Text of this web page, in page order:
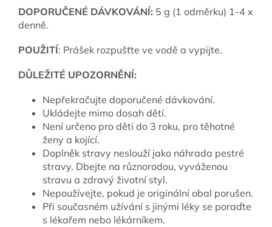
DOPORUČENÉ DÁVKOVÁNÍ: 5 g (1 odměrku) 1-4 x
denně.
POUŽITÍ: Prášek rozpušťte ve vodě a vypijte.
DŮLEŽITÉ UPOZORNĚNÍ:
Nepřekračujte doporučené dávkování.
Ukládejte mimo dosah dětí.
Není určeno pro děti do 3 roku, pro těhotné
ženy a kojící.
Doplněk stravy neslouží jako náhrada pestré
stravy. Dbejte na různorodou, vyváženou
stravu a zdravý životní styl.
Nepoužívejte, pokud je originální obal porušen.
Při současném užívání s jinými léky se poraďte
s lékařem nebo lékárníkem.